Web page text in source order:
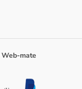
Web-mate